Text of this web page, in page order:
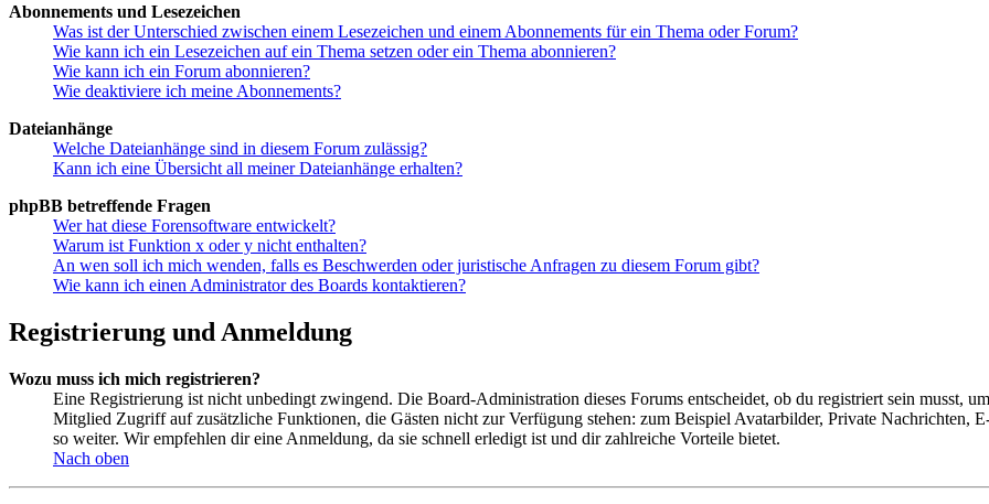
Abonnements und Lesezeichen
Was ist der Unterschied zwischen einem Lesezeichen und einem Abonnements für ein Thema oder Forum?
Wie kann ich ein Lesezeichen auf ein Thema setzen oder ein Thema abonnieren?
Wie kann ich ein Forum abonnieren?
Wie deaktiviere ich meine Abonnements?
Dateianhänge
Welche Dateianhänge sind in diesem Forum zulässig?
Kann ich eine Übersicht all meiner Dateianhänge erhalten?
phpBB betreffende Fragen
Wer hat diese Forensoftware entwickelt?
Warum ist Funktion x oder y nicht enthalten?
An wen soll ich mich wenden, falls es Beschwerden oder juristische Anfragen zu diesem Forum gibt?
Wie kann ich einen Administrator des Boards kontaktieren?
Registrierung und Anmeldung
Wozu muss ich mich registrieren?
Eine Registrierung ist nicht unbedingt zwingend. Die Board-Administration dieses Forums entscheidet, ob du registriert sein musst,
Mitglied Zugriff auf zusätzliche Funktionen, die Gästen nicht zur Verfügung stehen: zum Beispiel Avatarbilder, Private Nachrichten,
so weiter. Wir empfehlen dir eine Anmeldung, da sie schnell erledigt ist und dir zahlreiche Vorteile bietet.
Nach oben